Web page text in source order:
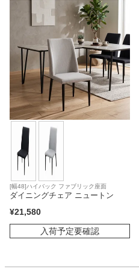
[幅48]ハイバック ファブリック座面
ダイニングチェア ニュートン
¥21,580
入荷予定要確認